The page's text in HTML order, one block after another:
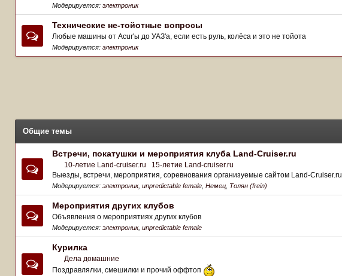
Модерируется: электроник
Технические не-тойотные вопросы
Любые машины от Acur'ы до УАЗ'а, если есть руль, колёса и это не тойота
Модерируется: электроник
Общие темы
Встречи, покатушки и мероприятия клуба Land-Cruiser.ru
10-летие Land-cruiser.ru
15-летие Land-cruiser.ru
Выезды, встречи, мероприятия, соревнования организуемые сайтом Land-Cruiser.ru
Модерируется: электроник, unpredictable female Немец Толян (frein)
Мероприятия других клубов
Объявления о мероприятиях других клубов
Модерируется: электроник, unpredictable female
Курилка
Дела домашние
Поздравлялки, смешилки и прочий оффтоп